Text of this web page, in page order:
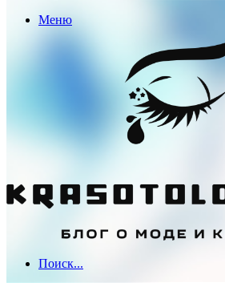
Меню
Поиск...